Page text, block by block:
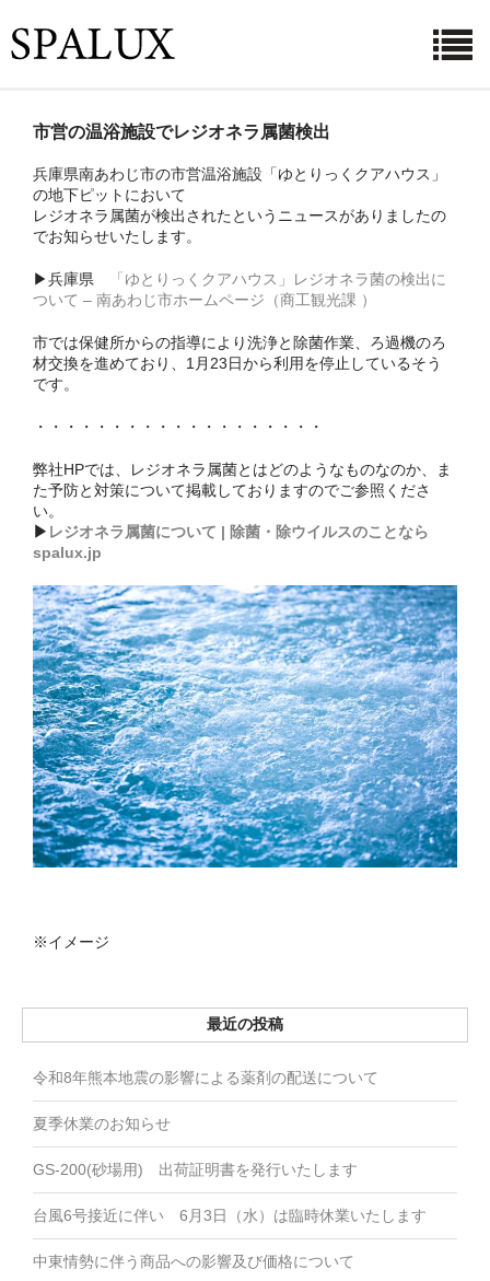
利用シーン
商品紹介
ご購入ページ
お問い合わせ
市営の温浴施設でレジオネラ属菌検出
兵庫県南あわじ市の市営温浴施設「ゆとりっくクアハウス」
の地下ピットにおいて
レジオネラ属菌が検出されたというニュースがありましたの
でお知らせいたします。
▶兵庫県
「ゆとりっくクアハウス」レジオネラ菌の検出に
ついて – 南あわじ市ホームページ（商工観光課 ）
市では保健所からの指導により洗浄と除菌作業、ろ過機のろ
材交換を進めており、1月23日から利用を停止しているそう
です。
・・・・・・・・・・・・・・・・・・・
弊社HPでは、レジオネラ属菌とはどのようなものなのか、ま
た予防と対策について掲載しておりますのでご参照くださ
い。
▶ レジオネラ属菌について | 除菌・除ウイルスのことなら
spalux.jp
※イメージ
最近の投稿
令和8年熊本地震の影響による薬剤の配送について
夏季休業のお知らせ
GS-200(砂場用) 出荷証明書を発行いたします
台風6号接近に伴い 6月3日（水）は臨時休業いたします
中東情勢に伴う商品への影響及び価格について